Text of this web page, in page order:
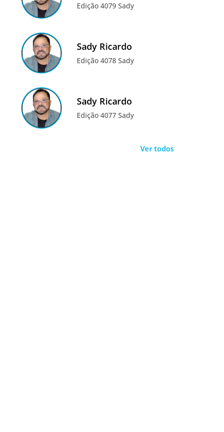
Edição 4079 Sady
Sady Ricardo
Edição 4078 Sady
Sady Ricardo
Edição 4077 Sady
Ver todos